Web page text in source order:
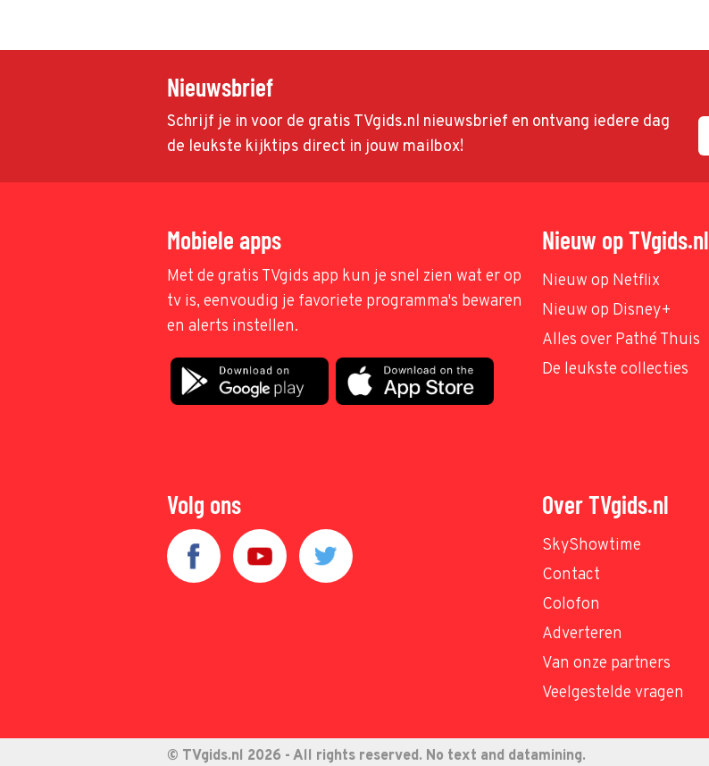
Nieuwsbrief
Schrijf je in voor de gratis TVgids.nl nieuwsbrief en ontvang iedere dag
de leukste kijktips direct in jouw mailbox!
Mobiele apps
Met de gratis TVgids app kun je snel zien wat er op
tv is, eenvoudig je favoriete programma's bewaren
en alerts instellen.
Nieuw op TVgids.nl
Nieuw op Netflix
Nieuw op Disney+
Alles over Pathé Thuis
De leukste collecties
Volg ons Over TVgids.nl
SkyShowtime
Contact
Colofon
Adverteren
Van onze partners
Veelgestelde vragen
© TVgids.nl 2026 - All rights reserved. No text and datamining.